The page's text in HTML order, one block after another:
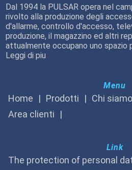
Dal 1994 la PULSAR opera nel
rivolto alla produzione degli
d'allarme, controllo d'accesso,
produzione, il magazzino ed altri
attualmente occupano uno spazio
Leggi di piu
Menu
Home Prodotti Chi siamo
Area clienti
Link
The protection of personal